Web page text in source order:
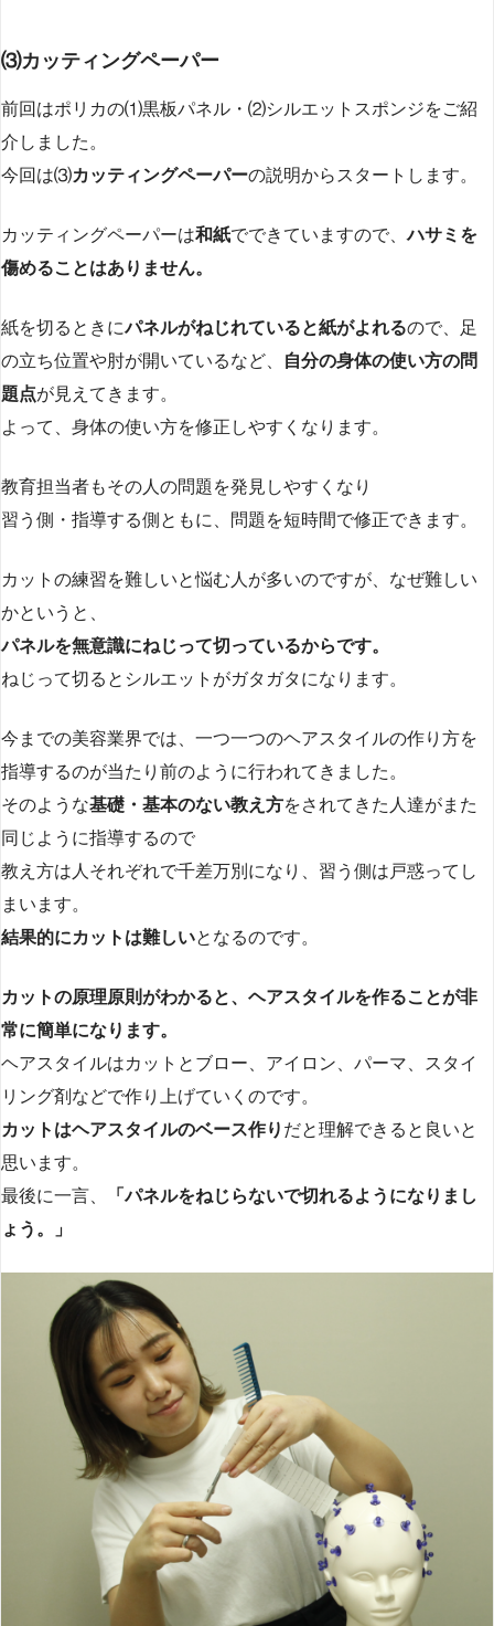
⑶カッティングペーパー
前回はポリカの⑴黒板パネル・⑵シルエットスポンジをご紹
介しました。
今回は⑶カッティングペーパーの説明からスタートします。
カッティングペーパーは和紙でできていますので、ハサミを
傷めることはありません。
紙を切るときにパネルがねじれていると紙がよれるので、足
の立ち位置や肘が開いているなど、
自分の身体の使い方の問
題点が見えてきます。
よって、身体の使い方を修正しやすくなります。
教育担当者もその人の問題を発見しやすくなり
習う側・指導する側ともに、問題を短時間で修正できます。
カットの練習を難しいと悩む人が多いのですが、なぜ難しい
かというと、
パネルを無意識にねじって切っているからです。
ねじって切るとシルエットがガタガタになります。
今までの美容業界では、一つ一つのヘアスタイルの作り方を
指導するのが当たり前のように行われてきました。
そのような基礎・基本のない教え方をされてきた人達がまた
同じように指導するので
教え方は人それぞれで千差万別になり、習う側は戸惑ってし
まいます。
結果的にカットは難しいとなるのです。
カットの原理原則がわかると、ヘアスタイルを作ることが非
常に簡単になります。
ヘアスタイルはカットとブロー、アイロン、パーマ、スタイ
リング剤などで作り上げていくのです。
カットはヘアスタイルのベース作り だと理解できると良いと
思います。
最後に一言、
「パネルをねじらないで切れるようになりまし
ょう。」